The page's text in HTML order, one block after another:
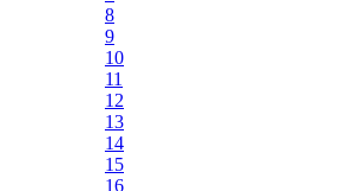
8
9
10
11
12
13
14
15
16